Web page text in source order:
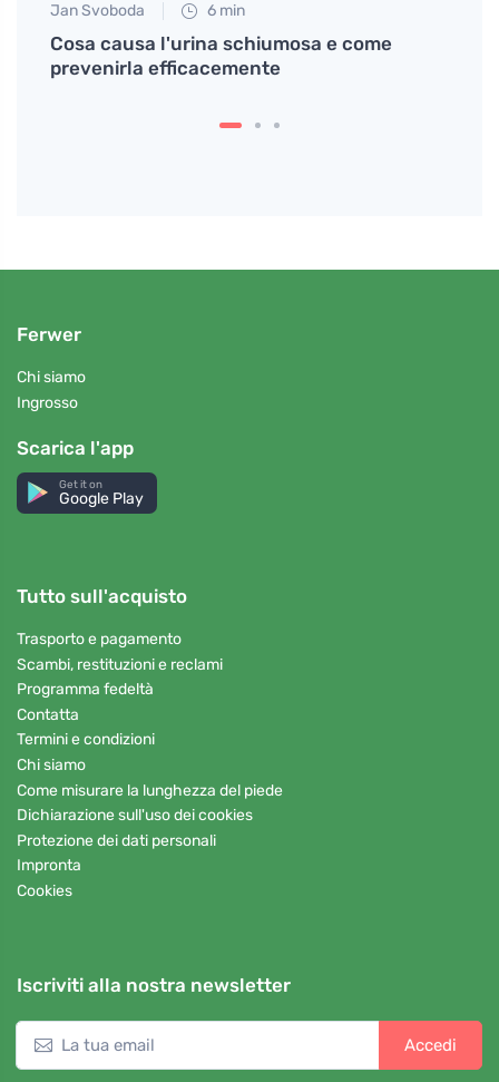
Jan Svoboda 6 min
Cosa causa l'urina schiumosa e come
prevenirla efficacemente
Ferwer
Chi siamo
Ingrosso
Scarica l'app
Get it on
Google Play
Tutto sull'acquisto
Trasporto e pagamento
Scambi, restituzioni e reclami
Programma fedeltà
Contatta
Termini e condizioni
Chi siamo
Come misurare la lunghezza del piede
Dichiarazione sull'uso dei cookies
Protezione dei dati personali
Impronta
Cookies
Iscriviti alla nostra newsletter
Accedi